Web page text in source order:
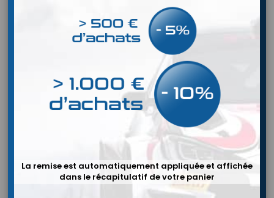
La remise est automatiquement appliquée et affichée
dans le récapitulatif de votre panier